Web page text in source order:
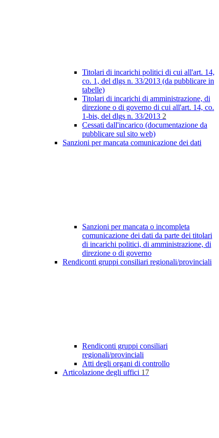
Titolari di incarichi politici di cui all'art. 14,
co. 1, del dlgs n. 33/2013 (da pubblicare in
tabelle)
Titolari di incarichi di amministrazione, di
direzione o di governo di cui all'art. 14, co.
1-bis, del dlgs n. 33/2013 2
Cessati dall'incarico (documentazione da
pubblicare sul sito web)
Sanzioni per mancata comunicazione dei dati
Sanzioni per mancata o incompleta
comunicazione dei dati da parte dei titolari
di incarichi politici, di amministrazione, di
direzione o di governo
Rendiconti gruppi consiliari regionali/provinciali
Rendiconti gruppi consiliari
regionali/provinciali
Atti degli organi di controllo
Articolazione degli uffici 17